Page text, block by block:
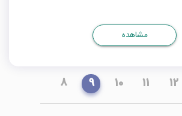
مشاهده
8 9 10 11 12